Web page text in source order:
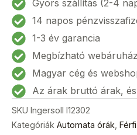
automatic
Férfi
karóra
45mm
5ATM
mennyiség
Gyors szállítás (2-4
14 napos
1-3 év garancia
Megbízható webáruház
Magyar cég és
Az árak bruttó árak,
SKU Ingersoll I12302
Kategóriák Automata órák